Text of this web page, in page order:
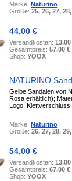
Marke:Naturino
Größe:25, 26, 27,
44,00 €
Versandkosten:13,00
Gesamtpreis:57,00 €
Shop:YOOX
NATURINO
Gelbe Sandalen von
Rosa erhältlich);
Logo, Klettverschluss,
Marke:Naturino
Größe:26, 27, 28,
54,00 €
Versandkosten:13,00
Gesamtpreis:67,00 €
Shop:YOOX